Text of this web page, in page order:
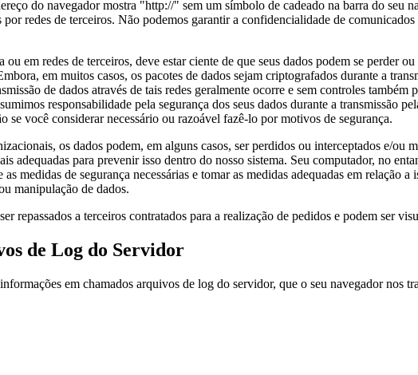
do navegador mostra "http://" sem um símbolo de cadeado na barra do seu
redes de terceiros. Não podemos garantir a confidencialidade de
em redes de terceiros, deve estar ciente de que seus dados podem se perder
em muitos casos, os pacotes de dados sejam criptografados durante a
de dados através de tais redes geralmente ocorre e sem controles
responsabilidade pela segurança dos seus dados durante a transmissão
você considerar necessário ou razoável fazê-lo por motivos de segurança.
os dados podem, em alguns casos, ser perdidos ou interceptados e/
adequadas para prevenir isso dentro do nosso sistema. Seu computador, no
medidas de segurança necessárias e tomar as medidas adequadas em relação
manipulação de dados.
repassados a terceiros contratados para a realização de pedidos e podem ser
de Log do Servidor
em chamados arquivos de log do servidor, que o seu navegador nos